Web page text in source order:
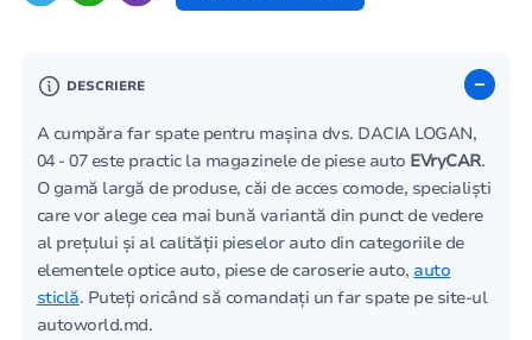
DESCRIERE
A cumpăra far spate pentru mașina dvs. DACIA LOGAN,
04 - 07 este practic la magazinele de piese auto EVryCAR.
O gamă largă de produse, căi de acces comode, specialiști
care vor alege cea mai bună variantă din punct de vedere
al prețului și al calității pieselor auto din categoriile de
elementele optice auto, piese de caroserie auto, auto
sticlă. Puteți oricând să comandați un far spate pe site-ul
autoworld.md.